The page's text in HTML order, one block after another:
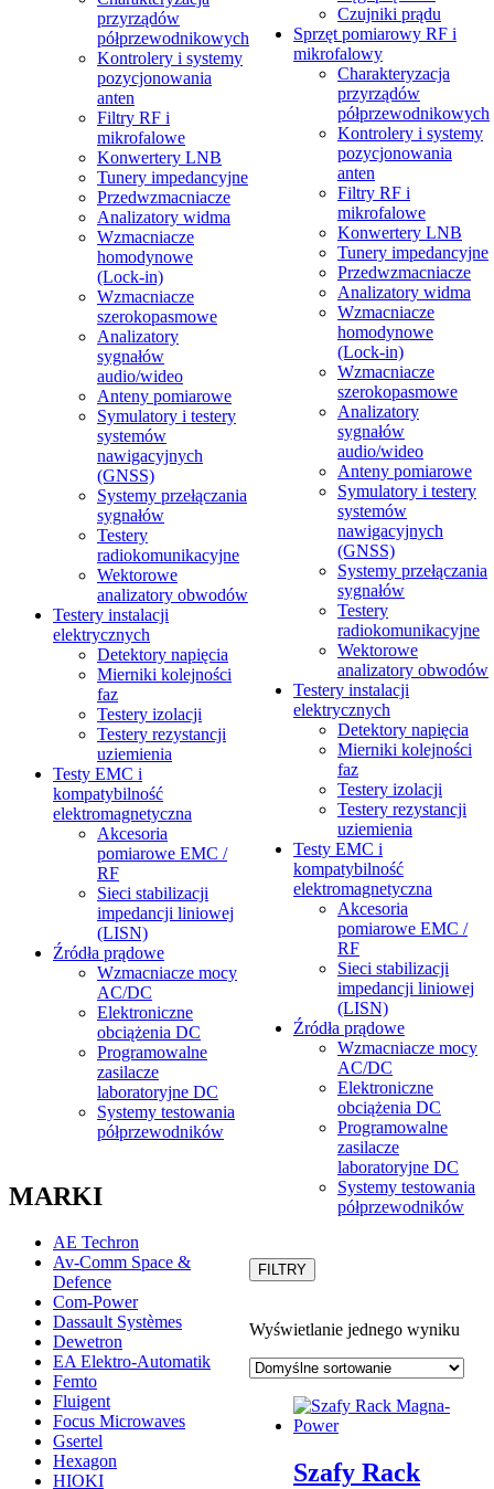
przyrządów
półprzewodnikowych
Kontrolery i systemy
pozycjonowania
anten
Filtry RF i
mikrofalowe
Konwertery LNB
Tunery impedancyjne
Przedwzmacniacze
Analizatory widma
Wzmacniacze
homodynowe
(Lock‑in)
Wzmacniacze
szerokopasmowe
Analizatory
sygnałów
audio/wideo
Anteny pomiarowe
Symulatory i testery
systemów
nawigacyjnych
(GNSS)
Systemy przełączania
sygnałów
Testery
radiokomunikacyjne
Wektorowe
analizatory obwodów
Testery instalacji
elektrycznych
Detektory napięcia
Mierniki kolejności
faz
Testery izolacji
Testery rezystancji
uziemienia
Testy EMC i
kompatybilność
elektromagnetyczna
Akcesoria
pomiarowe EMC /
RF
Sieci stabilizacji
impedancji liniowej
(LISN)
Źródła prądowe
Wzmacniacze mocy
AC/DC
Elektroniczne
obciążenia DC
Programowalne
zasilacze
laboratoryjne DC
Systemy testowania
półprzewodników
MARKI
AE Techron
Av-Comm Space &
Defence
Com-Power
Dassault Systèmes
Dewetron
EA Elektro-Automatik
Femto
Fluigent
Focus Microwaves
Gsertel
Hexagon
HIOKI
Czujniki prądu
Sprzęt pomiarowy RF i
mikrofalowy
Charakteryzacja
przyrządów
półprzewodnikowych
Kontrolery i systemy
pozycjonowania
anten
Filtry RF i
mikrofalowe
Konwertery LNB
Tunery impedancyjne
Przedwzmacniacze
Analizatory widma
Wzmacniacze
homodynowe
(Lock‑in)
Wzmacniacze
szerokopasmowe
Analizatory
sygnałów
audio/wideo
Anteny pomiarowe
Symulatory i testery
systemów
nawigacyjnych
(GNSS)
Systemy przełączania
sygnałów
Testery
radiokomunikacyjne
Wektorowe
analizatory obwodów
Testery instalacji
elektrycznych
Detektory napięcia
Mierniki kolejności
faz
Testery izolacji
Testery rezystancji
uziemienia
Testy EMC i
kompatybilność
elektromagnetyczna
Akcesoria
pomiarowe EMC /
RF
Sieci stabilizacji
impedancji liniowej
(LISN)
Źródła prądowe
Wzmacniacze mocy
AC/DC
Elektroniczne
obciążenia DC
Programowalne
zasilacze
laboratoryjne DC
Systemy testowania
półprzewodników
FILTRY
Wyświetlanie jednego wyniku
Szafy Rack